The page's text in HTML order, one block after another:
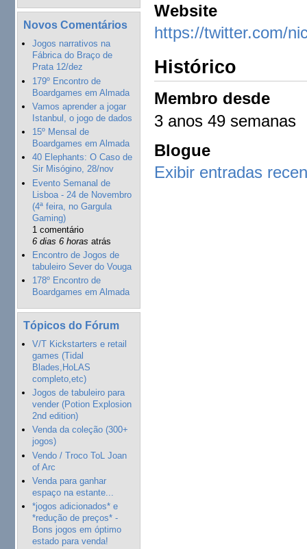
Novos Comentários
Jogos narrativos na
Fábrica do Braço de
Prata 12/dez
179º Encontro de
Boardgames em Almada
Vamos aprender a jogar
Istanbul, o jogo de dados
15º Mensal de
Boardgames em Almada
40 Elephants: O Caso de
Sir Misógino, 28/nov
Evento Semanal de
Lisboa - 24 de Novembro
(4ª feira, no Gargula
Gaming)
1 comentário
6 dias 6 horas atrás
Encontro de Jogos de
tabuleiro Sever do Vouga
178º Encontro de
Boardgames em Almada
Tópicos do Fórum
V/T Kickstarters e retail
games (Tidal
Blades,HoLAS
completo,etc)
Jogos de tabuleiro para
vender (Potion Explosion
2nd edition)
Venda da coleção (300+
jogos)
Vendo / Troco ToL Joan
of Arc
Venda para ganhar
espaço na estante...
*jogos adicionados* e
*redução de preços* -
Bons jogos em óptimo
estado para venda!
Website
https://twitter.com/
Histórico
Membro desde
3 anos 49 semanas
Blogue
Exibir entradas